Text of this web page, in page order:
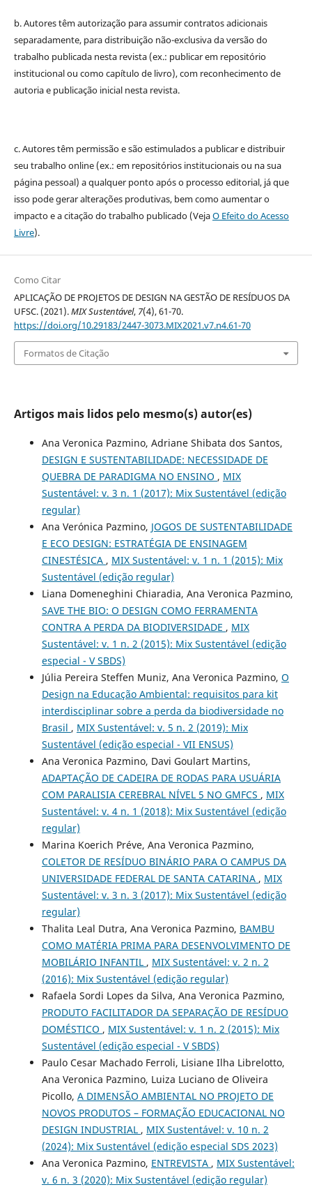
b. Autores têm autorização para assumir contratos adicionais
separadamente, para distribuição não-exclusiva da versão do
trabalho publicada nesta revista (ex.: publicar em repositório
institucional ou como capítulo de livro), com reconhecimento de
autoria e publicação inicial nesta revista.
c. Autores têm permissão e são estimulados a publicar e distribuir
seu trabalho online (ex.: em repositórios institucionais ou na sua
página pessoal) a qualquer ponto após o processo editorial, já que
isso pode gerar alterações produtivas, bem como aumentar o
impacto e a citação do trabalho publicado (VejaO Efeito do Acesso
Livre).
Como Citar
APLICAÇÃO DE PROJETOS DE DESIGN NA GESTÃO DE RESÍDUOS DA
UFSC. (2021).MIX Sustentável, 7(4), 61-70.
https://doi.org/10.29183/2447-3073.MIX2021.v7.n4.61-70
Formatos de Citação
Artigos mais lidos pelo mesmo(s) autor(es)
Ana Veronica Pazmino, Adriane Shibata dos Santos,
DESIGN E SUSTENTABILIDADE: NECESSIDADE DE
QUEBRA DE PARADIGMA NO ENSINO , MIX
Sustentável: v. 3 n. 1 (2017): Mix Sustentável (edição
regular)
Ana Verónica Pazmino, JOGOS DE SUSTENTABILIDADE
E ECO DESIGN: ESTRATÉGIA DE ENSINAGEM
CINESTÉSICA , MIX Sustentável: v. 1 n. 1 (2015): Mix
Sustentável (edição regular)
Liana Domeneghini Chiaradia, Ana Veronica Pazmino,
SAVE THE BIO: O DESIGN COMO FERRAMENTA
CONTRA A PERDA DA BIODIVERSIDADE , MIX
Sustentável: v. 1 n. 2 (2015): Mix Sustentável (edição
especial - V SBDS)
Júlia Pereira Steffen Muniz, Ana Veronica Pazmino, O
Design na Educação Ambiental: requisitos para kit
interdisciplinar sobre a perda da biodiversidade no
Brasil , MIX Sustentável: v. 5 n. 2 (2019): Mix
Sustentável (edição especial - VII ENSUS)
Ana Veronica Pazmino, Davi Goulart Martins,
ADAPTAÇÃO DE CADEIRA DE RODAS PARA USUÁRIA
COM PARALISIA CEREBRAL NÍVEL 5 NO GMFCS , MIX
Sustentável: v. 4 n. 1 (2018): Mix Sustentável (edição
regular)
Marina Koerich Préve, Ana Veronica Pazmino,
COLETOR DE RESÍDUO BINÁRIO PARA O CAMPUS DA
UNIVERSIDADE FEDERAL DE SANTA CATARINA , MIX
Sustentável: v. 3 n. 3 (2017): Mix Sustentável (edição
regular)
Thalita Leal Dutra, Ana Veronica Pazmino, BAMBU
COMO MATÉRIA PRIMA PARA DESENVOLVIMENTO DE
MOBILÁRIO INFANTIL , MIX Sustentável: v. 2 n. 2
(2016): Mix Sustentável (edição regular)
Rafaela Sordi Lopes da Silva, Ana Veronica Pazmino,
PRODUTO FACILITADOR DA SEPARAÇÃO DE RESÍDUO
DOMÉSTICO , MIX Sustentável: v. 1 n. 2 (2015): Mix
Sustentável (edição especial - V SBDS)
Paulo Cesar Machado Ferroli, Lisiane Ilha Librelotto,
Ana Veronica Pazmino, Luiza Luciano de Oliveira
Picollo, A DIMENSÃO AMBIENTAL NO PROJETO DE
NOVOS PRODUTOS – FORMAÇÃO EDUCACIONAL NO
DESIGN INDUSTRIAL , MIX Sustentável: v. 10 n. 2
(2024): Mix Sustentável (edição especial SDS 2023)
Ana Veronica Pazmino, ENTREVISTA , MIX Sustentável:
v. 6 n. 3 (2020): Mix Sustentável (edição regular)